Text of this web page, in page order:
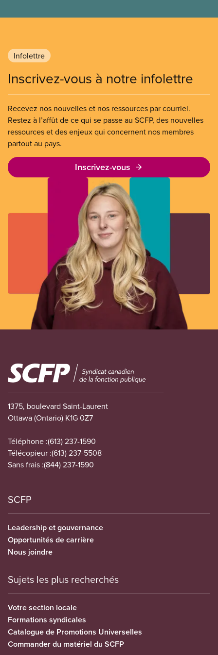
Infolettre
Inscrivez-vous à notre infolettre
Recevez nos nouvelles et nos ressources par courriel.
Restez à l’affût de ce qui se passe au SCFP, des nouvelles
ressources et des enjeux qui concernent nos membres
partout au pays.
Inscrivez-vous
Image
1375, boulevard Saint-Laurent
Ottawa (Ontario) K1G 0Z7
Téléphone :(613) 237-1590
Télécopieur :(613) 237-5508
Sans frais :(844) 237-1590
SCFP
Leadership et gouvernance
Opportunités de carrière
Nous joindre
Sujets les plus recherchés
Votre section locale
Formations syndicales
Catalogue de Promotions Universelles
Commander du matériel du SCFP